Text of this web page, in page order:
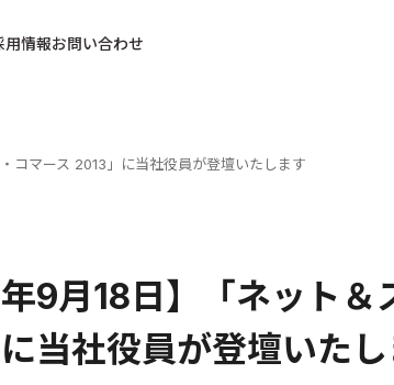
用情報お問い合わせ
コマース 2013」に当社役員が登壇いたします
年9月18日】「ネット
当社役員が登壇いた